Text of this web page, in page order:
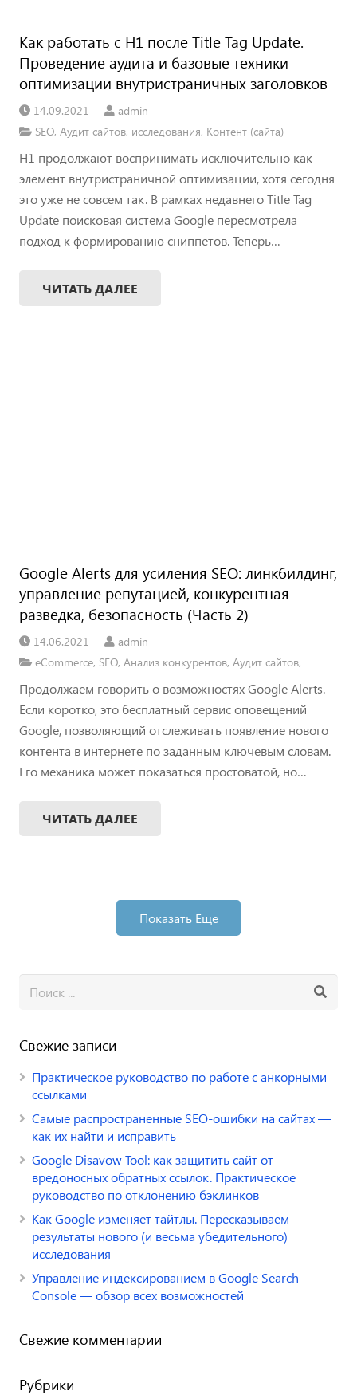
Как работать с Н1 после Title Tag Update.
Проведение аудита и базовые техники
оптимизации внутристраничных заголовков
14.09.2021
admin
SEO, Аудит сайтов, исследования, Контент (сайта)
H1 продолжают воспринимать исключительно как
элемент внутристраничной оптимизации, хотя сегодня
это уже не совсем так. В рамках недавнего Title Tag
Update поисковая система Google пересмотрела
подход к формированию сниппетов. Теперь…
ЧИТАТЬ ДАЛЕЕ
Google Alerts для усиления SEO: линкбилдинг,
управление репутацией, конкурентная
разведка, безопасность (Часть 2)
14.06.2021
admin
eCommerce, SEO, Анализ конкурентов, Аудит сайтов,
Продолжаем говорить о возможностях Google Alerts.
Если коротко, это бесплатный сервис оповещений
Google, позволяющий отслеживать появление нового
контента в интернете по заданным ключевым словам.
Его механика может показаться простоватой, но…
ЧИТАТЬ ДАЛЕЕ
Показать Еще
Свежие записи
Практическое руководство по работе с анкорными
ссылками
Самые распространенные SEO-ошибки на сайтах —
как их найти и исправить
Google Disavow Tool: как защитить сайт от
вредоносных обратных ссылок. Практическое
руководство по отклонению бэклинков
Как Google изменяет тайтлы. Пересказываем
результаты нового (и весьма убедительного)
исследования
Управление индексированием в Google Search
Console — обзор всех возможностей
Свежие комментарии
Рубрики